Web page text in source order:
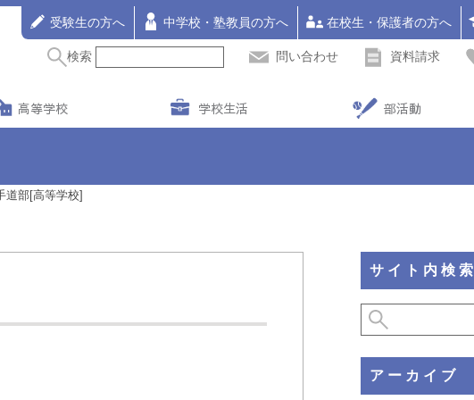
検索 問い合わせ 資料請求
受験生の方へ 中学校・塾教員の方へ 在校生・保護者の方へ
高等学校 学校生活 部活動
道部[高等学校]
サイト内検索
アーカイブ